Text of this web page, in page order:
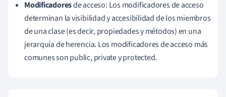
Modificadoresde acceso: Los modificadores de acceso
determinan la visibilidad y accesibilidad de los miembros
de una clase (es decir, propiedades y métodos) en una
jerarquía de herencia. Los modificadores de acceso más
comunes son public, private y protected.